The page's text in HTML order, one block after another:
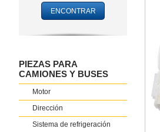
PIEZAS PARA
CAMIONES Y BUSES
Motor
Dirección
Sistema de refrigeración